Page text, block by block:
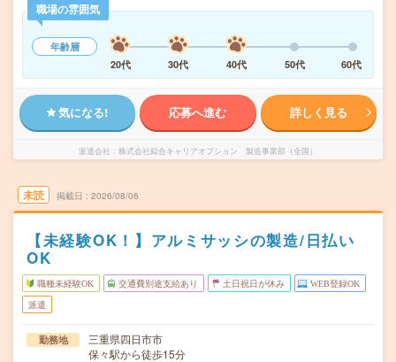
職場の雰囲気
年齢層
20代
30代 40代 50代 60代
気になる! 応募へ進む 詳しく見る
派遣会社 株式会社綜合キャリアオプション 製造事業部（全国）
未読 掲載日 2026/08/06
【未経験OK！】アルミサッシの製造/日払い
OK
職種未経験OK 交通費別途支給あり 土日祝日が休み WEB登録OK
派遣
勤務地
三重県四日市市
保々駅から徒歩15分